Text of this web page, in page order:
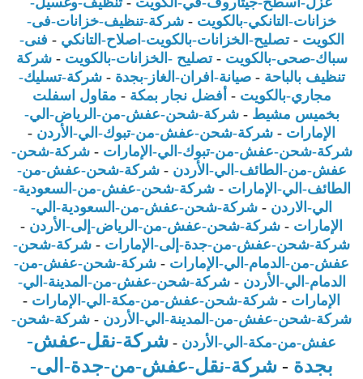
خزانات-التانكي-بالكويت - شركة-تنظيف-خزانات-فى-
الكويت -تصليح-الخزانات-بالكويت-اصلاح-التانكي - فنى-
سباك-صحى-بالكويت -تصليح -الخزانات-بالكويت -شركة
تنظيف بالباحة -صيانة-افران-الغاز-بجدة -شركة-تسليك-
مجاري-بالكويت - أفضل نجار بمكة - مقاول اسفلت
بخميس مشيط -شركة-شحن-عفش-من-الرياض-الي-
الإمارات - شركة-شحن-عفش-من-تبوك-الي-الأردن -
شركة-شحن-عفش-من-تبوك-الي-الإمارات -شركة-شحن-
عفش-من-الطائف-الي-الأردن -شركة-شحن-عفش-من-
الطائف-الي-الإمارات -شركة-شحن-عفش-من-السعودية-
الي-الاردن - شركة-شحن-عفش-من-السعودية-الي-
الإمارات - شركة-شحن-عفش-من-الرياض-إلى-الأردن -
شركة-شحن-عفش-من-جدة-إلى-الإمارات - شركة-شحن-
عفش-من-الدمام-الي-الإمارات - شركة-شحن-عفش-من-
الدمام-الي-الأردن -شركة-شحن-عفش-من-المدينة-الي-
الإمارات - شركة-شحن-عفش-من-مكة-الي-الإمارات -
شركة-شحن-عفش-من-المدينة-الي-الأردن - شركة-شحن-
عفش-من-مكة-الي-الأردن - شركة-نقل-عفش-
بجدة - شركة-نقل-عفش-من-جدة-الى-